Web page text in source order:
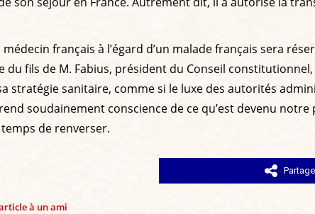
français à l’égard d’un malade français sera
du fils de M. Fabius, président du Conseil
stratégie sanitaire, comme si le luxe des autorités
soudainement conscience de ce qu’est devenu
de renverser.
à un ami